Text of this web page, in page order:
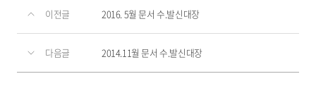
이전글 2016. 5월 문서 수.발신대장
다음글 2014.11월 문서 수.발신대장